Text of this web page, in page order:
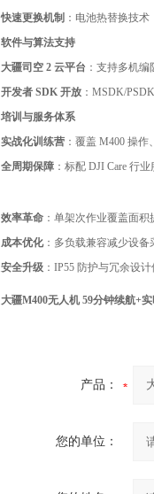
快速更换机制 ：电池热替换技
软件与算法支持
大疆司空 2 云平台 ：支持多机
开发者 SDK 开放 ：MSDK/
培训与服务体系
实战化训练营 ：覆盖 M400 操
全周期保障 ：标配 DJI Care 行
效率革命 ：单架次作业覆盖面
成本优化：多负载兼容减少设备
安全升级 ：IP55 防护与冗余设
大疆M400无人机 59分钟续航+
产品：
您的单位：